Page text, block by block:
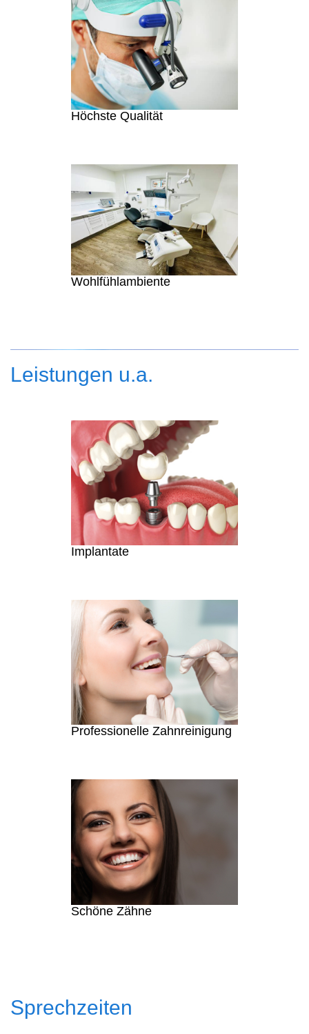
Höchste Qualität
Wohlfühlambiente
Leistungen u.a.
Implantate
Professionelle Zahnreinigung
Schöne Zähne
Sprechzeiten